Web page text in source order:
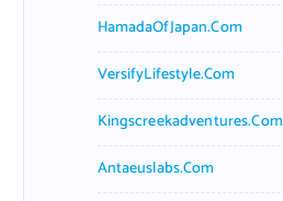
HamadaOfJapan.com
VersifyLifestyle.com
Kingscreekadventures.com
Antaeuslabs.com